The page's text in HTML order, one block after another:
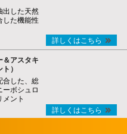
出した天然
した機能性
詳しくはこちら
＆アスタキ
）
合した、総
ーボシュロ
メント
詳しくはこちら